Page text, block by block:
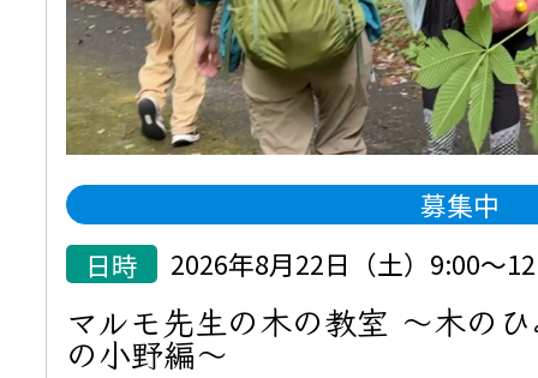
募集中
日時
2026年8月22日（土）9:00～
マルモ先生の木の教室 ～木の
の小野編～